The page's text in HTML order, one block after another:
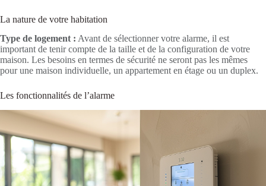
La nature de votre habitation
Type de logement : Avant de sélectionner votre alarme, il est
important de tenir compte de la taille et de la configuration de votre
maison. Les besoins en termes de sécurité ne seront pas les mêmes
pour une maison individuelle, un appartement en étage ou un duplex.
Les fonctionnalités de l’alarme